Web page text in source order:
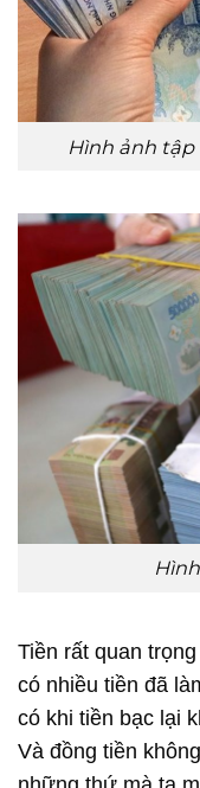
Hình ảnh
Tiền rất quan
có nhiều tiền đã
có khi tiền bạc lại
Và đồng tiền